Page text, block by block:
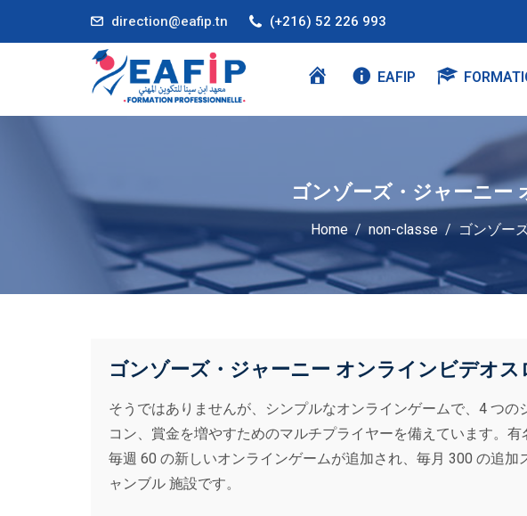
direction@eafip.tn (+216) 52 226 993
L
EAFIP
ゴンゾーズ・ジャーニ
Home non-classe ゴンゾー
ゴンゾーズ・ジャーニー オンラインビデオ
そうではありませんが、シンプルなオンラインゲームで、4 つ
コン、賞金を増やすためのマルチプライヤーを備えています。
毎週 60 の新しいオンラインゲームが追加され、毎月 300 の追
ャンブル 施設です。